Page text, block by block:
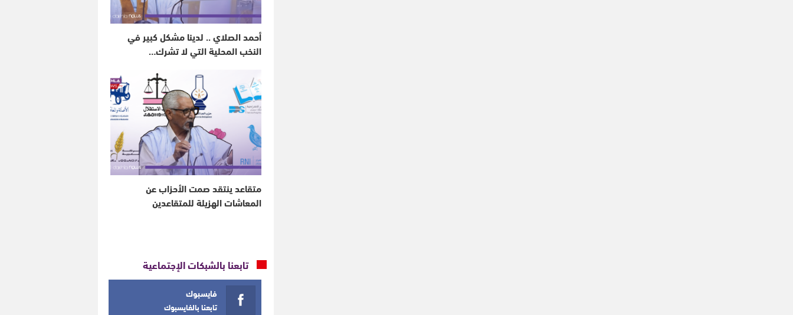
أحمد الصلاي .. لدينا مشكل كبير في
النخب المحلية التي لا تشرك…
متقاعد ينتقد صمت الأحزاب عن
المعاشات الهزيلة للمتقاعدين
تابعنا بالشبكات الإجتماعية
فايسبوك
تابعنا بالفايسبوك